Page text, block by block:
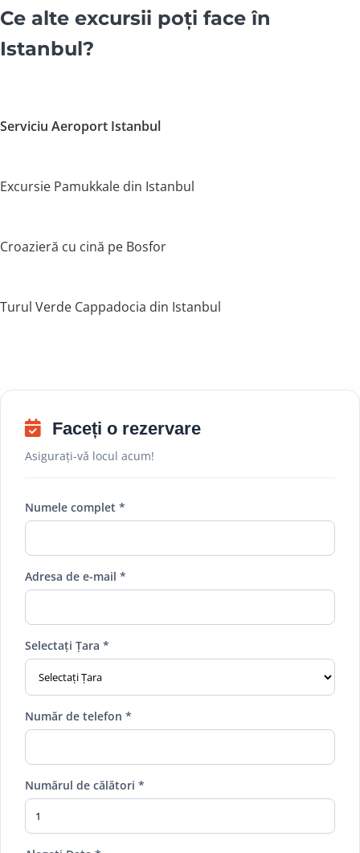
Ce alte excursii poți face în
Istanbul?
Serviciu Aeroport Istanbul
Excursie Pamukkale din Istanbul
Croazieră cu cină pe Bosfor
Turul Verde Cappadocia din Istanbul
Faceți o rezervare
Asigurați-vă locul acum!
Numele complet *
Adresa de e-mail *
Selectați Țara *
Număr de telefon *
Numărul de călători *